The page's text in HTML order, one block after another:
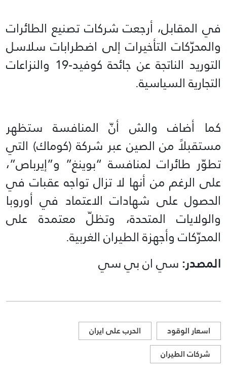
في المقابل، أرجعت شركات تصنيع الطائرات
والمحرّكات التأخيرات إلى اضطرابات سلاسل
التوريد الناتجة عن جائحة كوفيد-19 والنزاعات
التجارية السياسية.
كما أضاف والش أنّ المنافسة ستظهر
مستقبلاً من الصين عبر شركة (كوماك) التي
تطوّر طائرات لمنافسة “بوينغ” و”إيرباص”،
على الرغم من أنها لا تزال تواجه عقبات في
الحصول على شهادات الاعتماد في أوروبا
والولايات المتحدة، وتظلّ معتمدة على
المحرّكات وأجهزة الطيران الغربية.
المصدر:سي ان بي سي
اسعار الوقود
الحرب على ايران
شركات الطيران